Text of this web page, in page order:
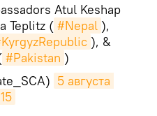
Atul Keshap
Teplitz ( #Nepal ),
), &
#Pakistan )
5 августа